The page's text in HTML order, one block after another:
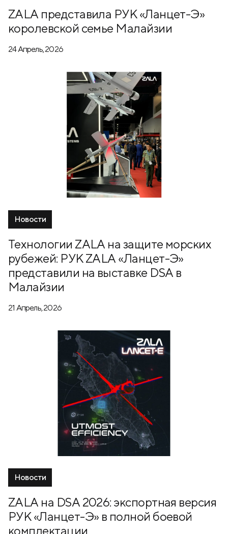
ZALA представила РУК «Ланцет-Э»
королевской семье Малайзии
24 Апрель, 2026
Новости
Технологии ZALA на защите морских
рубежей: РУК ZALA «Ланцет-Э»
представили на выставке DSA в
Малайзии
21 Апрель, 2026
Новости
ZALA на DSA 2026: экспортная версия
РУК «Ланцет-Э» в полной боевой
комплектации